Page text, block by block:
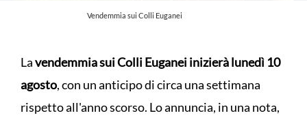
Vendemmia sui Colli Euganei
Lavendemmia sui Colli Euganei inizierà lunedì 10
agosto, con un anticipo di circa una settimana
rispetto all'anno scorso. Lo annuncia, in una nota,